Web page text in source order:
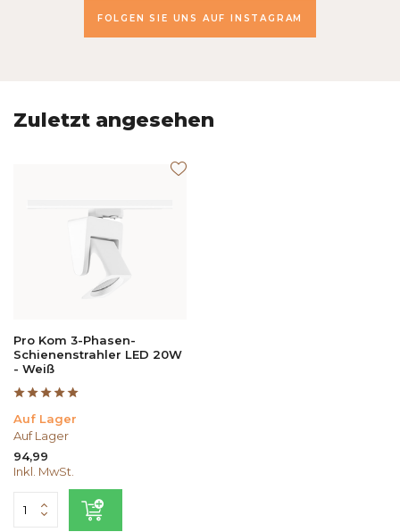
FOLGEN SIE UNS AUF INSTAGRAM
Zuletzt angesehen
Pro Kom 3-Phasen-
Schienenstrahler LED 20W
- Weiß
Auf Lager
Auf Lager
94,99
Inkl. MwSt.